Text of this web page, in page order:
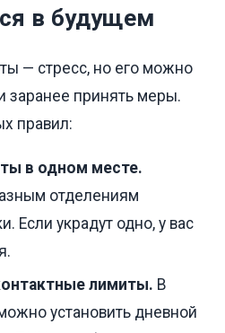
в будущем
— стресс, но его можно
заранее принять меры.
правил:
в одном месте.
отделениям
Если украдут одно, у вас
лимиты. В
установить дневной